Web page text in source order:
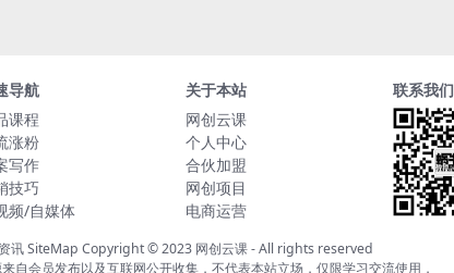
导航
课程
涨粉
写作
技巧
频/自媒体
关于本站
网创云课
个人中心
合伙加盟
网创项目
电商运营
联系我们
讯SiteMap Copyright © 2023 网创云课- All rights reserved
自会员发布以及互联网公开收集，不代表本站立场，仅限学习交流使用，